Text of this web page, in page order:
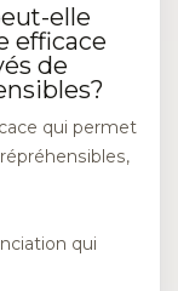
elle
efficace
de
qui permet
qui